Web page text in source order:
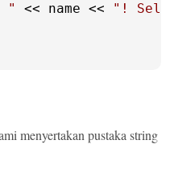
" << name <<
"!
menyertakan pustaka string